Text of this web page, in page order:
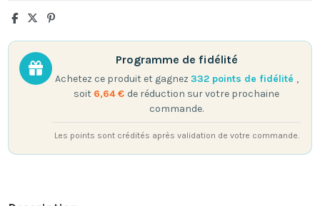
Programme de fidélité
Achetez ce produit et gagnez 332points de fidélité ,
soit 6,64 € de réduction sur votre prochaine
commande.
Les points sont crédités après validation de votre commande.